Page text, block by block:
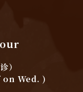
）
Wed. )